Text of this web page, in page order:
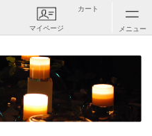
メニュー
マイページ
カート